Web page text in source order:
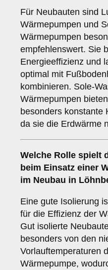
Für Neubauten sind
Wärmepumpen und
Wärmepumpen
empfehlenswert. Sie
Energieeffizienz und
optimal mit
kombinieren. Sole-
Wärmepumpen
besonders konstante
da sie die Erdwärme
Welche Rolle spielt
beim Einsatz einer
im Neubau in
Eine gute Isolierung
für die Effizienz der
Gut isolierte
besonders von den
Vorlauftemperaturen
Wärmepumpe,